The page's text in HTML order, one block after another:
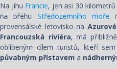
Na jihu Francie, jen asi 30
na břehu Středozemního moře
provensálské letovisko na
Francouzská riviéra, má
oblíbeným cílem turistů, kteří
půvabným přístavem a